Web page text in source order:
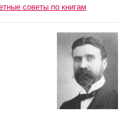
советы по книгам